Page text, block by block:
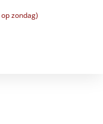
zondag)